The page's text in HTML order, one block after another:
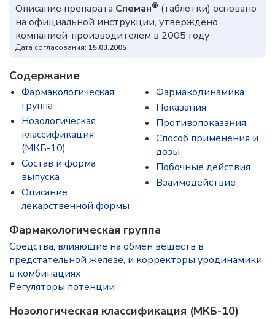
Описание препарата Спеман® (таблетки) основано
на официальной инструкции, утверждено
компанией-производителем в 2005 году
Дата согласования: 15.03.2005
Содержание
Фармакологическая
группа
Нозологическая
классификация
(МКБ-10)
Состав и форма
выпускa
Описание
лекарственной формы
Фармакодинамика
Показания
Противопоказания
Способ применения и
дозы
Побочные действия
Взаимодействие
Фармакологическая группа
Средства, влияющие на обмен веществ в
предстательной железе, и корректоры уродинамики
в комбинациях
Регуляторы потенции
Нозологическая классификация (МКБ-10)